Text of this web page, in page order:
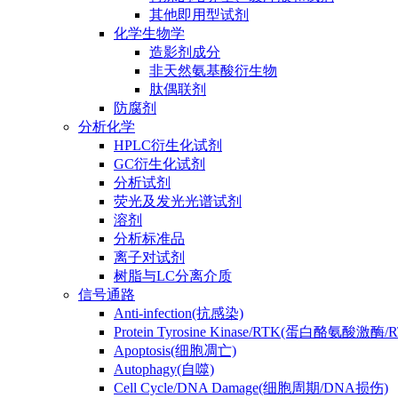
其他即用型试剂
化学生物学
造影剂成分
非天然氨基酸衍生物
肽偶联剂
防腐剂
分析化学
HPLC衍生化试剂
GC衍生化试剂
分析试剂
荧光及发光光谱试剂
溶剂
分析标准品
离子对试剂
树脂与LC分离介质
信号通路
Anti-infection(抗感染)
Protein Tyrosine Kinase/RTK(蛋白酪氨酸激酶/
Apoptosis(细胞凋亡)
Autophagy(自噬)
Cell Cycle/DNA Damage(细胞周期/DNA损伤)